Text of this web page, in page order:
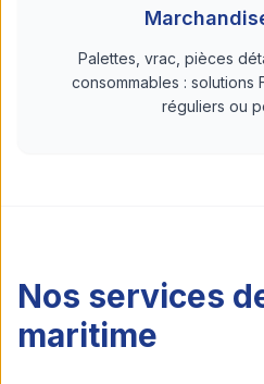
Palettes, vrac, pièces
consommables : solutions
réguliers ou
Nos services
maritime